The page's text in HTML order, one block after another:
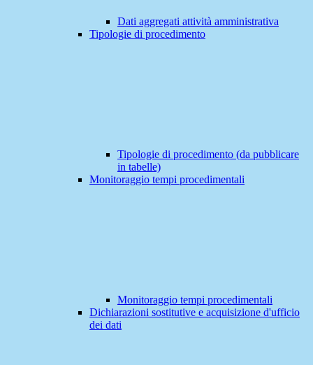
Dati aggregati attività amministrativa
Tipologie di procedimento
Tipologie di procedimento (da pubblicare
in tabelle)
Monitoraggio tempi procedimentali
Monitoraggio tempi procedimentali
Dichiarazioni sostitutive e acquisizione d'ufficio
dei dati